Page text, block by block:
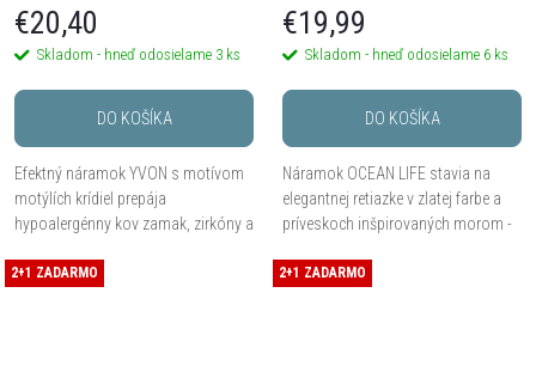
€20,40
Skladom - hneď odosielame 3 ks
DO KOŠÍKA
Efektný náramok YVON s motívom
motýlích krídiel prepája
hypoalergénny kov zamak, zirkóny a
Univerzálna veľkosť na
€19,99
Skladom - hneď odosielame 6 ks
DO KOŠÍKA
Náramok OCEAN LIFE stavia na
elegantnej retiazke v zlatej farbe a
príveskoch inšpirovaných morom -
motívmi a dekoratívnymi prvkami.
2+1 ZADARMO 2+1 ZADARMO